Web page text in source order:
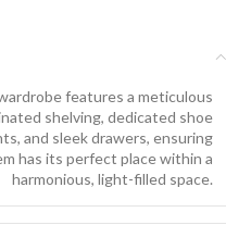
features a meticulous
shelving, dedicated shoe
and sleek drawers, ensuring
has its perfect place within a
harmonious, light-filled space.